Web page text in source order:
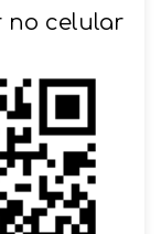
no celular